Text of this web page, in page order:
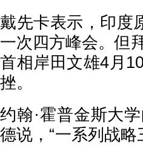
戴先卡表示，印度
一次四方峰会。但
首相岸田文雄4月
挫。
约翰·霍普金斯大
德说，“一系列战